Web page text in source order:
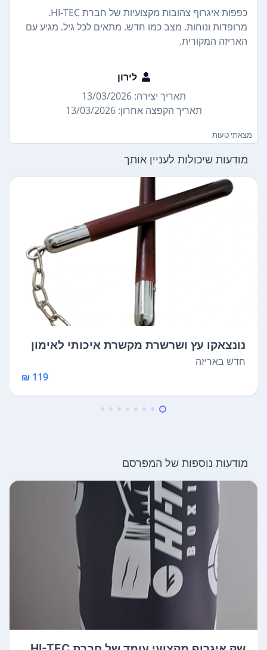
כפפות איגרוף צהובות מקצועיות של חברת HI-TEC.
מרופדות ונוחות. מצב כמו חדש. מתאים לכל גיל. מגיע עם
האריזה המקורית.
לירון
תאריך יצירה: 13/03/2026
תאריך הקפצה אחרון: 13/03/2026
מצאתי טעות
מודעות שיכולות לעניין אותך
נונצאקו עץ ושרשרת מקשרת איכותי לאימון
או...
חדש באריזה
119 ₪
מודעות נוספות של המפרסם